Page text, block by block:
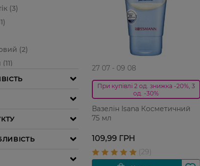
27 07 - 09 08
При купівлі 2 од. знижка -20%, 3
од. -30%
Вазелін Isana Косметичний
75 мл
109,99 ГРН